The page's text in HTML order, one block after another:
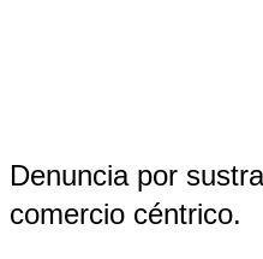
Denuncia por
comercio céntrico.